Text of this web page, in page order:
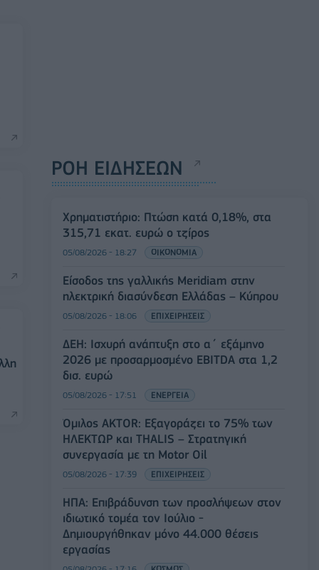
ΡΟΗ ΕΙΔΗΣΕΩΝ
Χρηματιστήριο: Πτώση κατά 0,18%, στα
315,71 εκατ. ευρώ ο τζίρος
05/08/2026 - 18:27 ΟΙΚΟΝΟΜΙΑ
Είσοδος της γαλλικής Meridiam στην
ηλεκτρική διασύνδεση Ελλάδας – Κύπρου
05/08/2026 - 18:06 ΕΠΙΧΕΙΡΗΣΕΙΣ
ΔΕΗ: Ισχυρή ανάπτυξη στο α΄ εξάμηνο
2026 με προσαρμοσμένο EBITDA στα 1,2
δισ. ευρώ
05/08/2026 - 17:51 ΕΝΕΡΓΕΙΑ
Όμιλος AKTOR: Εξαγοράζει το 75% των
ΗΛΕΚΤΩΡ και THALIS – Στρατηγική
συνεργασία με τη Motor Oil
05/08/2026 - 17:39 ΕΠΙΧΕΙΡΗΣΕΙΣ
ΗΠΑ: Επιβράδυνση των προσλήψεων στον
ιδιωτικό τομέα τον Ιούλιο -
Δημιουργήθηκαν μόνο 44.000 θέσεις
εργασίας